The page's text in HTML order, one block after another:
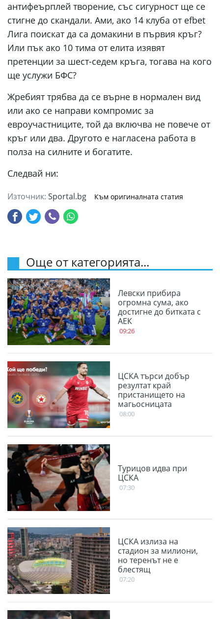
антифеърплей творение, със сигурност ще се
стигне до скандали. Ами, ако 14 клуба от efbet
Лига поискат да са домакини в първия кръг?
Или пък ако 10 тима от елита изявят
претенции за шест-седем кръга, тогава на кого
ще услужи БФС?
Жребият трябва да се върне в нормален вид
или ако се направи компромис за
евроучастниците, той да включва не повече от
кръг или два. Другото е нагласена работа в
полза на силните и богатите.
Следвай ни:
Източник: Sportal.bg Към оригиналната статия
Още от категорията...
Левски прибира
огромна сума, ако
достигне до битката с
АЕК
09:26
ЦСКА търси добър
резултат край
пристанището на
магьосницата
08:00
Турицов идва при
ЦСКА
07:30
ЦСКА излиза на
стадион за милиони,
но теренът не е
блестящ
07:20